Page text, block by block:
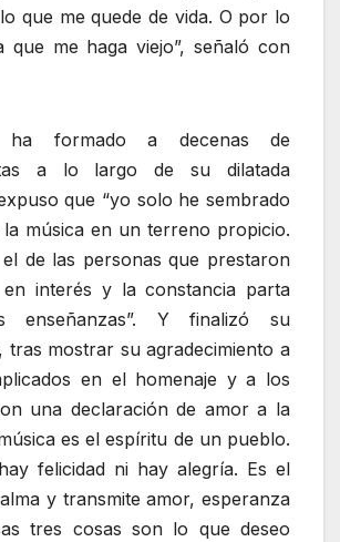
que me quede de vida. O por lo
que me haga viejo”, señaló con
ha formado a decenas de
a lo largo de su dilatada
que “yo solo he sembrado
la música en un terreno propicio.
de las personas que prestaron
interés y la constancia parta
enseñanzas”. Y finalizó su
tras mostrar su agradecimiento a
en el homenaje y a los
una declaración de amor a la
es el espíritu de un pueblo.
felicidad ni hay alegría. Es el
y transmite amor, esperanza
tres cosas son lo que deseo